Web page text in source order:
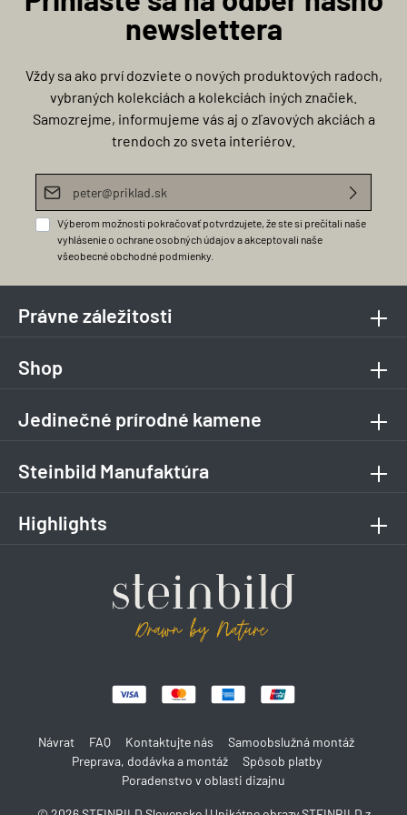
newslettera
Vždy sa ako prví dozviete o nových produktových radoch,
vybraných kolekciách a kolekciách iných značiek.
Samozrejme, informujeme vás aj o zľavových akciách a
trendoch zo sveta interiérov.
E-mailová adresa*
Výberom možnosti pokračovať potvrdzujete, že ste si prečítali naše
vyhlásenie o ochrane osobných údajova akceptovali naše
všeobecné obchodné podmienky
Právne záležitosti
Shop
Jedinečné prírodné kamene
Steinbild Manufaktúra
Highlights
Návrat FAQ Kontaktujte nás
Samoobslužná montáž
Preprava, dodávka a montáž
Spôsob platby
Poradenstvo v oblasti dizajnu